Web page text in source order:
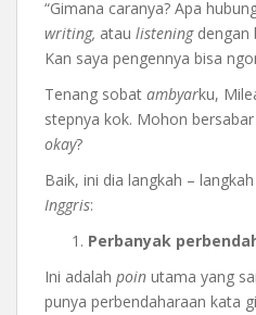
“Gimana caranya? Apa
writing, atau listening dengan
Kan saya pengennya bisa
Tenang sobat ambyarku,
stepnya kok. Mohon
okay?
Baik, ini dia langkah –
Inggris:
Perbanyak
Ini adalah poin utama yang
punya perbendaharaan kata